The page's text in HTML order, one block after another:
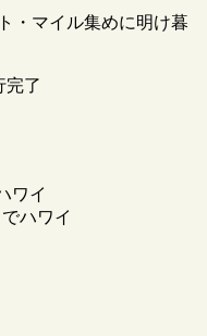
・マイル集めに明け暮
完了
ワイ
ハワイ